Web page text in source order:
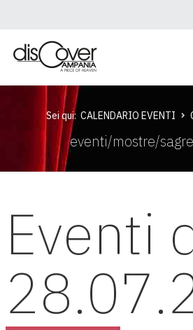
Sei qui: CALENDARIO EVENTI
eventi/mostre/
Eventi